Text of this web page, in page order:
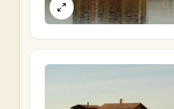
Vis omtanke for
Hold deg i ro hvis du
Ikke forsøk å gå